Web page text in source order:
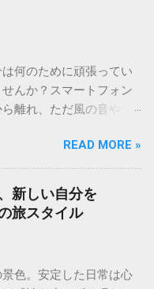
何のために頑張ってい
んか？スマートフォン
離れ、ただ風の音や土
身をリセットするため
ませ、自然の一部にな
実感できるはずです。
られる、人生を豊かに
ウを詳しくお届けしま
非日常」の作り方 キャ
るオレンジ色の炎に
READ MORE »
新しい自分を
旅スタイル
色。安定した日常は心